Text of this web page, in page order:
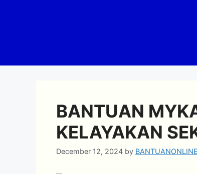
BANTUAN
KELAYAKAN
December 12, 2024 by